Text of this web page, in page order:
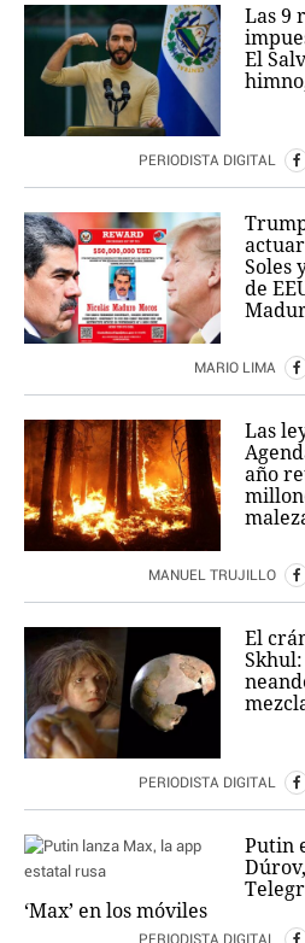
Las 9
El
PERIODISTA DIGITAL
Soles
de
MARIO LIMA
Las
año
MANUEL TRUJILLO
El
PERIODISTA DIGITAL
Putin
‘Max’ en los móviles
PERIODISTA DIGITAL